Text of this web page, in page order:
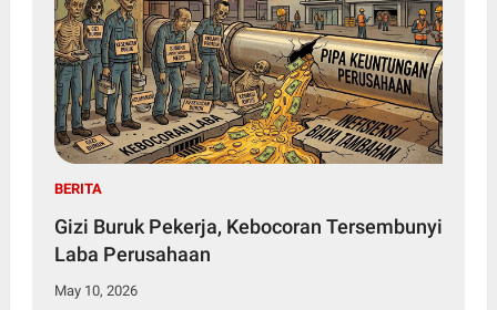
BERITA
Gizi Buruk Pekerja, Kebocoran Tersembunyi
Laba Perusahaan
May 10, 2026